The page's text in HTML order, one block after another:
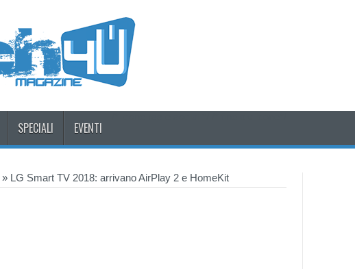
SPECIALI EVENTI
» LG Smart TV 2018: arrivano AirPlay 2 e HomeKit